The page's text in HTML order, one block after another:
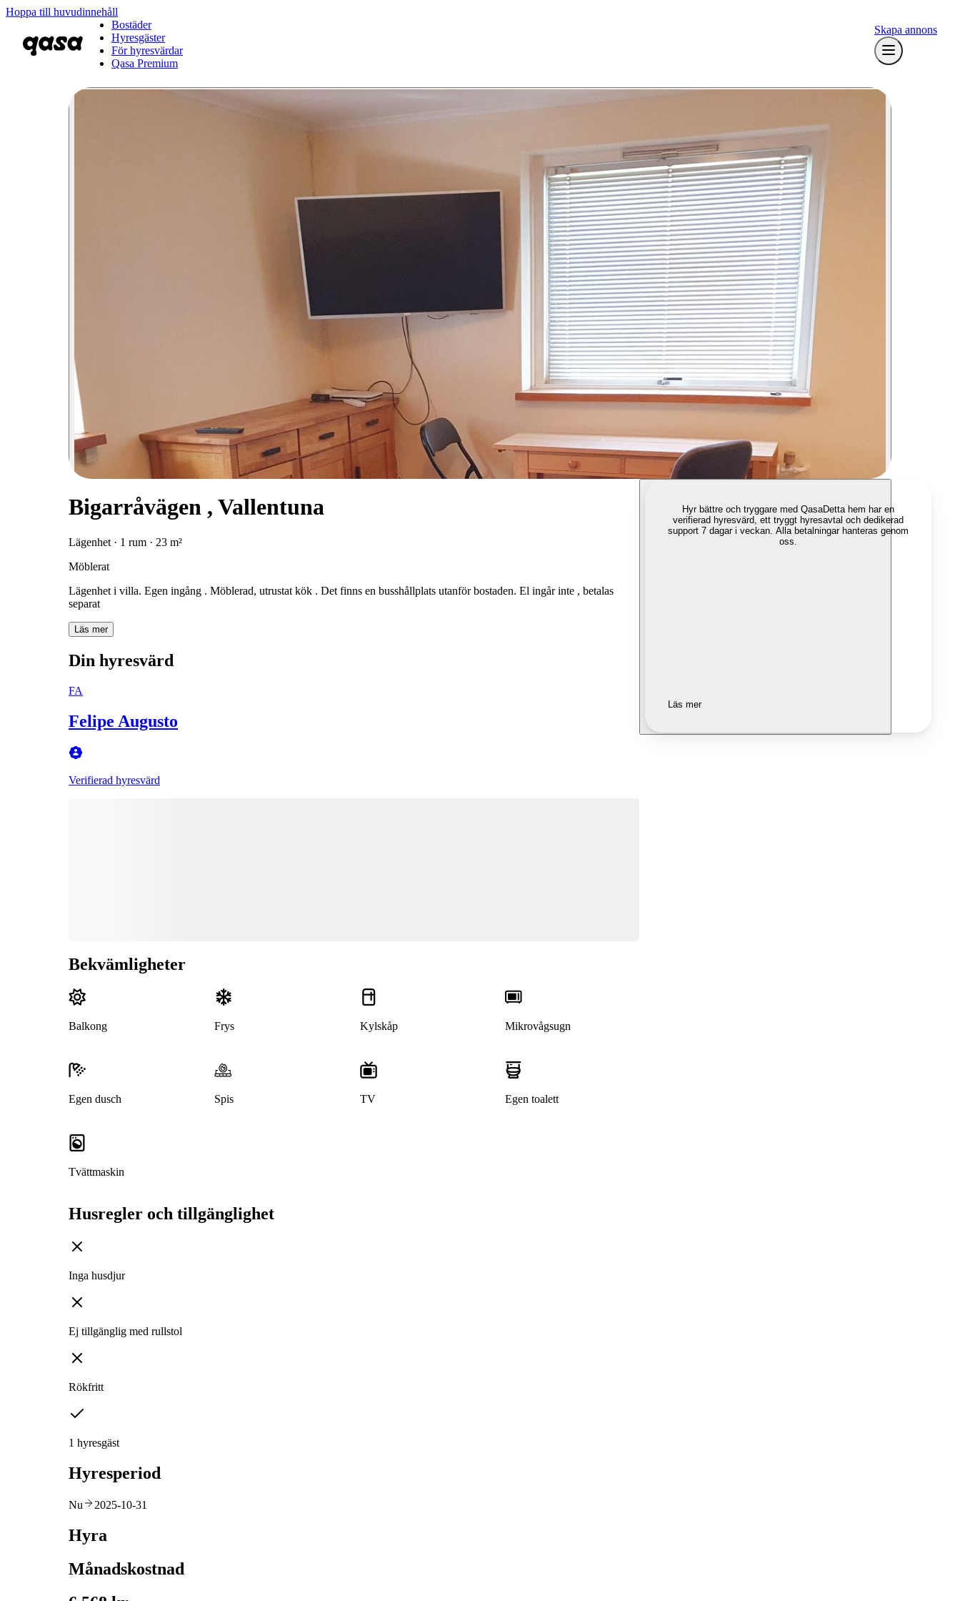
Hoppa till huvudinnehåll
Bostäder
Hyresgäster
För hyresvärdar
Qasa Premium
Skapa annons
Bigarråvägen , Vallentuna
Lägenhet · 1 rum · 23 m²
Möblerat
Lägenhet i villa. Egen ingång . Möblerad, utrustat kök . Det finns en busshållplats utanför bostaden. El ingår inte , betalas
separat
Läs mer
Din hyresvärd
FA
Felipe Augusto
Verifierad hyresvärd
Bekvämligheter
Balkong Frys Kylskåp Mikrovågsugn
Egen dusch Spis TV Egen toalett
Tvättmaskin
Husregler och tillgänglighet
Inga husdjur
Ej tillgänglig med rullstol
Rökfritt
1 hyresgäst
Hyresperiod
Nu 2025-10-31
Hyra
Månadskostnad
Hyr bättre och tryggare med QasaDetta hem har en
verifierad hyresvärd, ett tryggt hyresavtal och dedikerad
support 7 dagar i veckan. Alla betalningar hanteras genom
oss.
Läs mer